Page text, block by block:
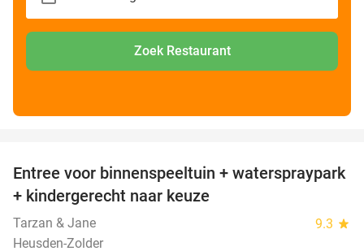
Zoek Restaurant
40%
Entree voor binnenspeeltuin + waterspraypark
+ kindergerecht naar keuze
Tarzan & Jane 9.3 star
Heusden-Zolder